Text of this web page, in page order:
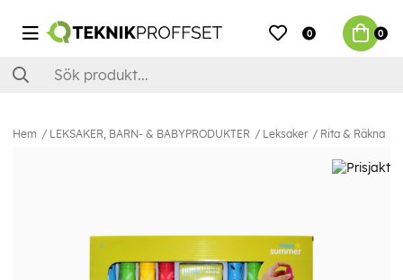
0 0
Hem LEKSAKER, BARN- & BABYPRODUKTER Leksaker Rita & Räkna